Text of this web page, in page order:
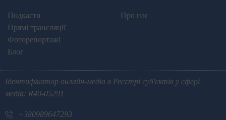
Подкасти
Прямі трансляції
Фоторепортажі
Блог
Про нас
Ідентифікатор онлайн-медіа в Реєстрі суб'єктів у сфері
медіа: R40-05291
+380989647293